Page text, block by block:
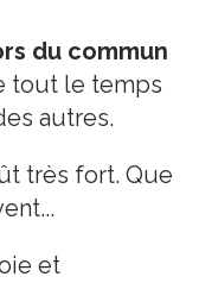
du commun
tout le temps
autres.
très fort. Que
et